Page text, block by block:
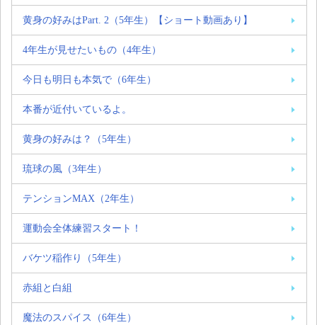
黄身の好みはPart. 2（5年生）【ショート動画あり】
4年生が見せたいもの（4年生）
今日も明日も本気で（6年生）
本番が近付いているよ。
黄身の好みは？（5年生）
琉球の風（3年生）
テンションMAX（2年生）
運動会全体練習スタート！
バケツ稲作り（5年生）
赤組と白組
魔法のスパイス（6年生）